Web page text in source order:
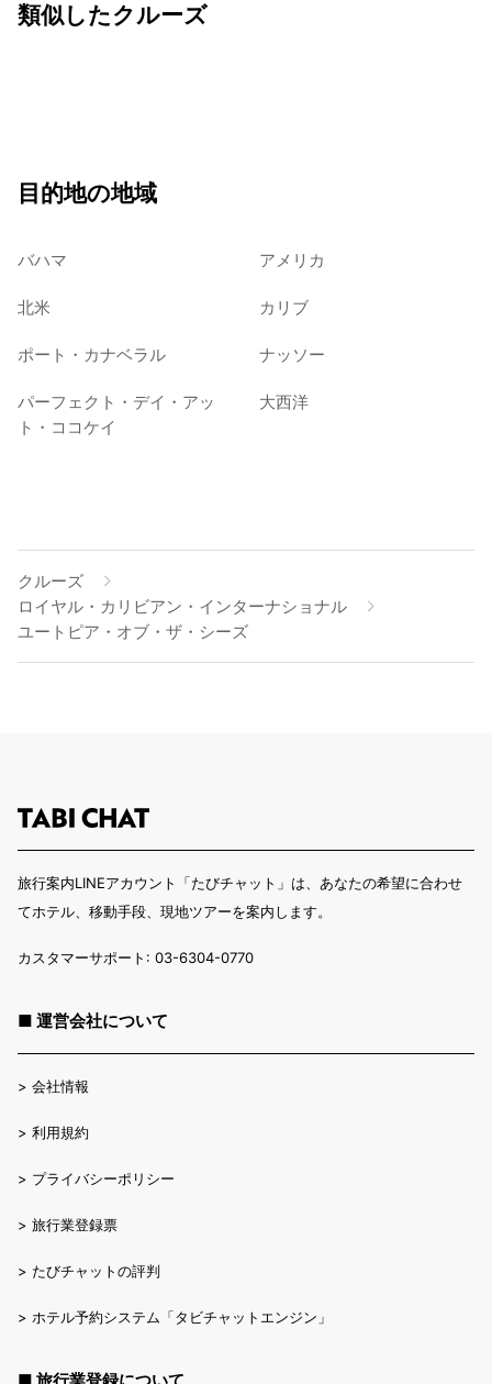
類似したクルーズ
目的地の地域
バハマ アメリカ
北米 カリブ
ポート・カナベラル ナッソー
パーフェクト・デイ・アッ
ト・ココケイ
大西洋
クルーズ
ロイヤル・カリビアン・インターナショナル
ユートピア・オブ・ザ・シーズ
旅行案内LINEアカウント「たびチャット」は、あなたの希望に合わせ
てホテル、移動手段、現地ツアーを案内します。
カスタマーサポート: 03-6304-0770
■ 運営会社について
> 会社情報
> 利用規約
> プライバシーポリシー
> 旅行業登録票
> たびチャットの評判
> ホテル予約システム「タビチャットエンジン」